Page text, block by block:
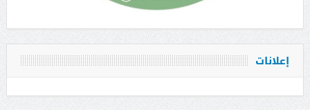
إعلانات